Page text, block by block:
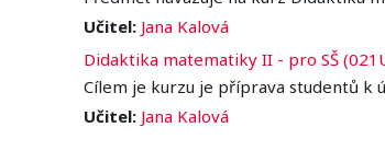
Učitel: Jana Kalová
Didaktika matematiky II - pro SŠ
Cílem je kurzu je příprava studentů k
Učitel: Jana Kalová